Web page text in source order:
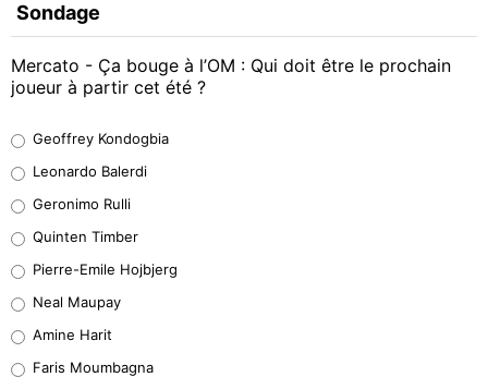
Sondage
Mercato - Ça bouge à l’OM : Qui doit être le prochain
joueur à partir cet été ?
38%
32%
4%
1%
Geoffrey Kondogbia
Leonardo Balerdi
Geronimo Rulli
Quinten Timber
Pierre-Emile Hojbjerg
Neal Maupay
Amine Harit
Faris Moumbagna